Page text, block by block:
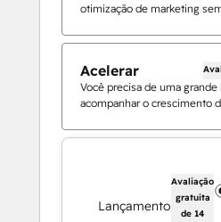
otimização de marketing
Acelerar
Você precisa de uma grande
acompanhar o crescimento
Lançamento
Avaliação
gratuita
de 14